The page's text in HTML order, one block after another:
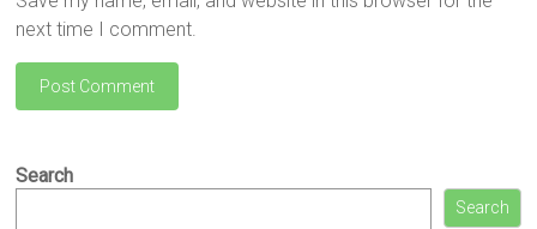
next time I comment.
Search
Search